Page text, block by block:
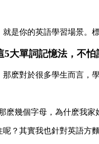
是你的英語學習場景。
大單詞記憶法，不怕
麽對於很多學生而言，
麽幾個字母，為什麽我家
？其實我也針對英語方